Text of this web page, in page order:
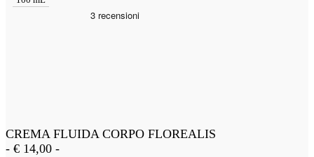
CREMA FLUIDA CORPO FLOREALIS
- € 14,00 -